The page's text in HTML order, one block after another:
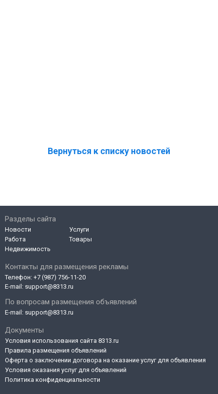
Вернуться к списку новостей
Контакты для размещения рекламы
Телефон: +7 (987) 756-11-20
E-mail: support@8313.ru
По вопросам размещения объявлений
E-mail: support@8313.ru
Документы
Условия использования сайта 8313.ru
Правила размещения объявлений
Оферта о заключении договора на оказание услуг для объявления
Условия оказания услуг для объявлений
Политика конфиденциальности
Разделы сайта
Новости
Работа
Недвижимость
Услуги
Товары